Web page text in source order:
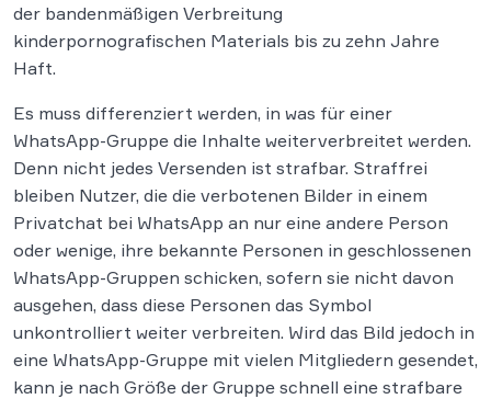
der bandenmäßigen Verbreitung
kinderpornografischen Materials bis zu zehn Jahre
Haft.
Es muss differenziert werden, in was für einer
WhatsApp-Gruppe die Inhalte weiterverbreitet werden.
Denn nicht jedes Versenden ist strafbar. Straffrei
bleiben Nutzer, die die verbotenen Bilder in einem
Privatchat bei WhatsApp an nur eine andere Person
oder wenige, ihre bekannte Personen in geschlossenen
WhatsApp-Gruppen schicken, sofern sie nicht davon
ausgehen, dass diese Personen das Symbol
unkontrolliert weiter verbreiten. Wird das Bild jedoch in
eine WhatsApp-Gruppe mit vielen Mitgliedern gesendet,
kann je nach Größe der Gruppe schnell eine strafbare